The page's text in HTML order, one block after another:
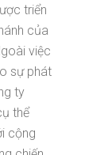
triển
của
việc
sự phát
ty
thể
cộng